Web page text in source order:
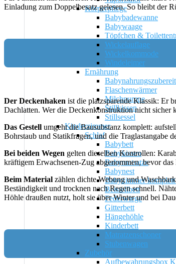
Körperpflege
Babybadewanne
Babywaage
Töpfchen &
Wickelauflage
Wickelkommode
Windeleimer
Ernährung
Flaschenwärmer
Milchpumpe
Stillkissen
Stillsessel
Kinderzimmer
Schlaf
Babybett
Babykissen
Babymatratze
Babynest
Babyzimmer komplett
Beistellbett
Federwiege
Gitterbett
Hängehöhle
Kinderbett
Matratzenschoner
Stubenwagen
Zubehör
Aufbewahrungsbox
Einladung zum Doppelbesatz gelesen. So bleibt der
Der Deckenhaken ist die platzsparende Klassik: Er
Dachlatten. Wer die Deckenkonstruktion nicht sicher
Das Gestell umgeht die Bausubstanz komplett:
Bohrstaub und Statikfragen, und die Traglastangabe
Bei beiden Wegen gelten dieselben Kontrollen:
kräftigem Erwachsenen-Zug abgenommen, bevor
Beim Material zählen dichte Webung und
Beständigkeit und trocknen nach Regen schnell.
Höhle draußen nutzt, holt sie über Winter und bei